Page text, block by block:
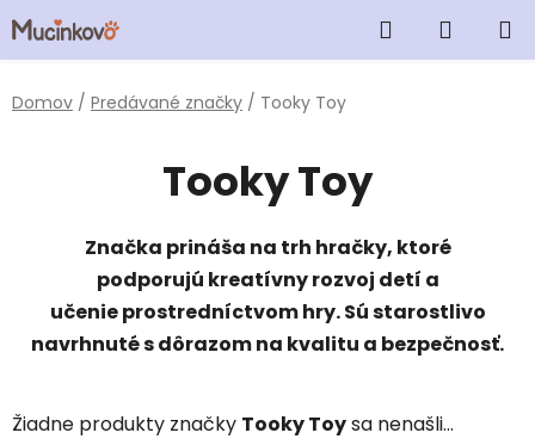
na
obsah
Hľadať
košík
Domov / Predávané značky / Tooky Toy
Tooky Toy
Značka prináša na trh hračky, ktoré
podporujú kreatívny rozvoj detí a
učenie prostredníctvom hry. Sú starostlivo
navrhnuté s dôrazom na kvalitu a bezpečnosť.
Žiadne produkty značky Tooky Toysa nenašli...